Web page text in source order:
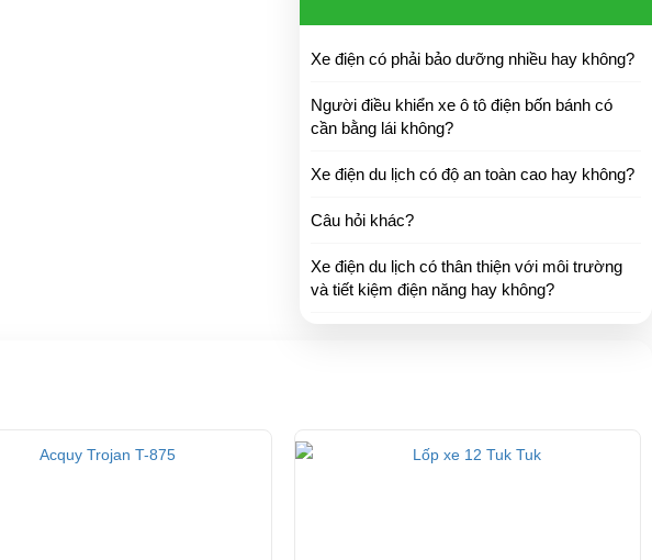
Xe điện có phải bảo dưỡng nhiều hay không?
Người điều khiển xe ô tô điện bốn bánh có
cần bằng lái không?
Xe điện du lịch có độ an toàn cao hay không?
Câu hỏi khác?
Xe điện du lịch có thân thiện với môi trường
và tiết kiệm điện năng hay không?